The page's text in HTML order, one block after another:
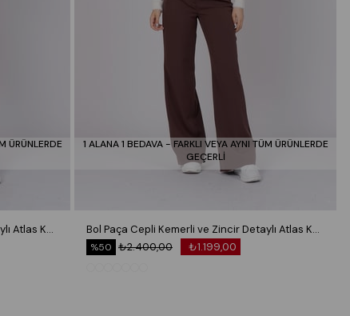
ÜRÜNLERDE
Bol Paça Cepli Kemerli ve Zincir Detaylı Atlas Kumaş Pantolon 30024
1 ALANA 1 BEDAVA - FARKLI VEYA AYNI TÜM ÜRÜNLERDE
GEÇERLİ
Bol Paça Cepli Kemerli ve Zincir Detaylı Atlas Kumaş Pantolon 30024
₺1.199,00
₺2.400,00
%50